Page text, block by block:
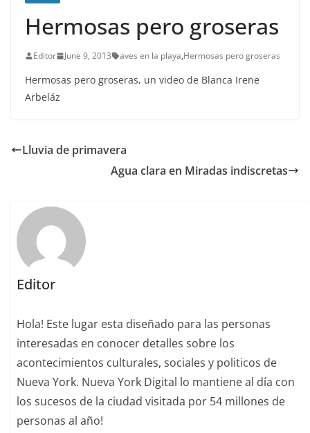
Hermosas pero groseras
Editor June 9, 2013 aves en la playa,Hermosas pero groseras
Hermosas pero groseras, un video de Blanca Irene
Arbeláz
Lluvia de primavera
Agua clara en Miradas indiscretas
Editor
Hola! Este lugar esta diseñado para las personas
interesadas en conocer detalles sobre los
acontecimientos culturales, sociales y politicos de
Nueva York. Nueva York Digital lo mantiene al día con
los sucesos de la ciudad visitada por 54 millones de
personas al año!